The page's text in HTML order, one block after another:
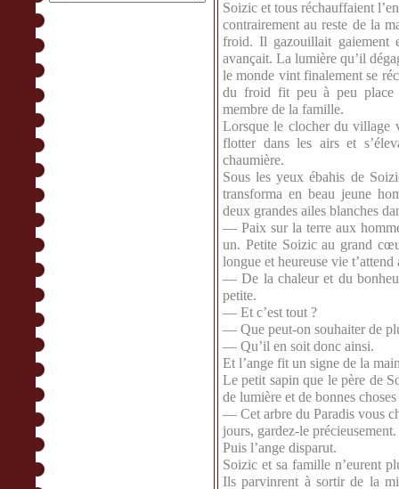
Soizic et tous réchauffaient
contrairement au reste de la
froid. Il gazouillait
avançait. La lumière qu’il
le monde vint finalement se
du froid fit peu à peu place
membre de la famille.
Lorsque le clocher du village
flotter dans les airs et
chaumière.
Sous les yeux ébahis de
transforma en beau jeune
deux grandes ailes blanches
— Paix sur la terre aux
un. Petite Soizic au grand
longue et heureuse vie
— De la chaleur et du
petite.
— Et c’est tout ?
— Que peut-on souhaiter de
— Qu’il en soit donc ainsi.
Et l’ange fit un signe de la
Le petit sapin que le père de
de lumière et de bonnes
— Cet arbre du Paradis vous
jours, gardez-le précieusement.
Puis l’ange disparut.
Soizic et sa famille n’eurent
Ils parvinrent à sortir de la